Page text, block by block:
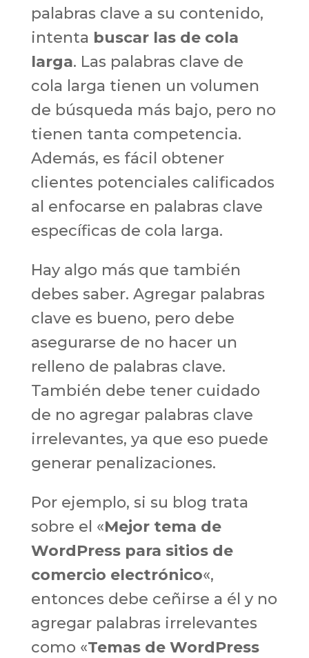
palabras clave a su contenido,
intenta buscar las de cola
larga. Las palabras clave de
cola larga tienen un volumen
de búsqueda más bajo, pero no
tienen tanta competencia.
Además, es fácil obtener
clientes potenciales calificados
al enfocarse en palabras clave
específicas de cola larga.
Hay algo más que también
debes saber. Agregar palabras
clave es bueno, pero debe
asegurarse de no hacer un
relleno de palabras clave.
También debe tener cuidado
de no agregar palabras clave
irrelevantes, ya que eso puede
generar penalizaciones.
Por ejemplo, si su blog trata
sobre el «Mejor tema de
WordPress para sitios de
comercio electrónico«,
entonces debe ceñirse a él y no
agregar palabras irrelevantes
como «Temas de WordPress